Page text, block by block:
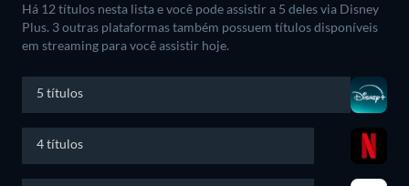
Há 12 títulos nesta lista e você pode assistir a 5 deles via Disney
Plus. 3 outras plataformas também possuem títulos disponíveis
em streaming para você assistir hoje.
5 títulos
4 títulos